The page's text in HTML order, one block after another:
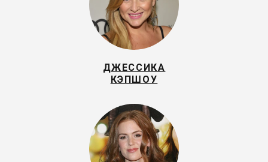
ДЖЕССИКА
КЭПШОУ